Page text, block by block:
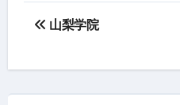
投 山梨学院